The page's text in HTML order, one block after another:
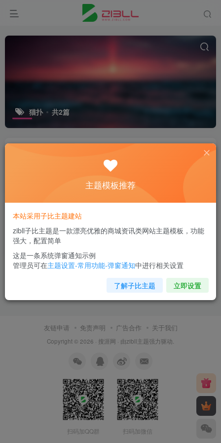
猫扑 共2篇
再见 360doc！又一个青春回忆落幕，
那些陪伴我们的旧网站，终究藏进了时
资讯动态
2个月前
微资讯
友链申请 免责声明 广告合作 关于我们
Copyright © 2026 · 搜涯网 · 由zibll主题强力驱动.
扫码加QQ群 扫码加微信
主题模板推荐
本站采用子比主题建站
zibll子比主题是一款漂亮优雅的商城资讯类网站主题模板，功能
强大，配置简单
这是一条系统弹窗通知示例
管理员可在主题设置-常用功能-弹窗通知中进行相关设置
了解子比主题 立即设置